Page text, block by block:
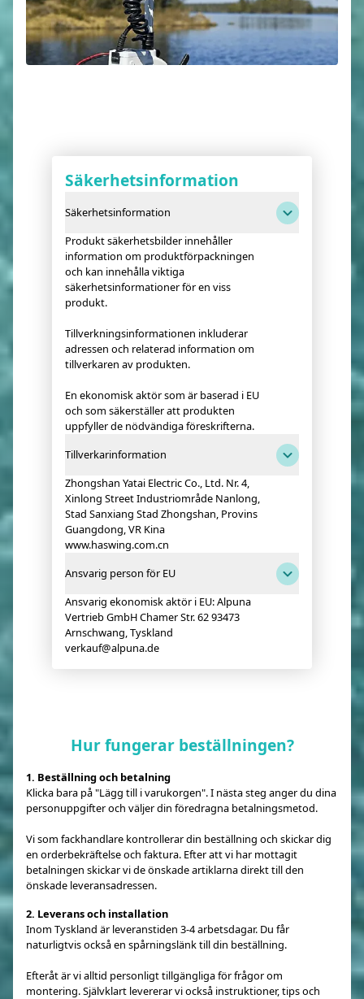
Säkerhetsinformation
Säkerhetsinformation
Produkt säkerhetsbilder innehåller
information om produktförpackningen
och kan innehålla viktiga
säkerhetsinformationer för en viss
produkt.
Tillverkningsinformationen inkluderar
adressen och relaterad information om
tillverkaren av produkten.
En ekonomisk aktör som är baserad i EU
och som säkerställer att produkten
uppfyller de nödvändiga föreskrifterna.
Tillverkarinformation
Zhongshan Yatai Electric Co., Ltd. Nr. 4,
Xinlong Street Industriområde Nanlong,
Stad Sanxiang Stad Zhongshan, Provins
Guangdong, VR Kina
www.haswing.com.cn
Ansvarig person för EU
Ansvarig ekonomisk aktör i EU: Alpuna
Vertrieb GmbH Chamer Str. 62 93473
Arnschwang, Tyskland
verkauf@alpuna.de
Hur fungerar beställningen?
1. Beställning och betalning
Klicka bara på "Lägg till i varukorgen". I nästa steg anger du dina
personuppgifter och väljer din föredragna betalningsmetod.
Vi som fackhandlare kontrollerar din beställning och skickar dig
en orderbekräftelse och faktura. Efter att vi har mottagit
betalningen skickar vi de önskade artiklarna direkt till den
önskade leveransadressen.
2. Leverans och installation
Inom Tyskland är leveranstiden 3-4 arbetsdagar. Du får
naturligtvis också en spårningslänk till din beställning.
Efteråt är vi alltid personligt tillgängliga för frågor om
montering. Självklart levererar vi också instruktioner, tips och